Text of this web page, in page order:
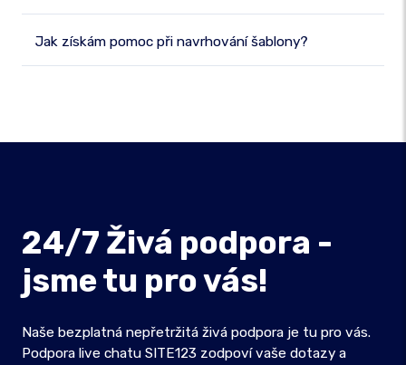
Jak získám pomoc při navrhování šablony?
24/7 Živá podpora -
jsme tu pro vás!
Naše bezplatná nepřetržitá živá podpora je tu pro vás.
Podpora live chatu SITE123 zodpoví vaše dotazy a